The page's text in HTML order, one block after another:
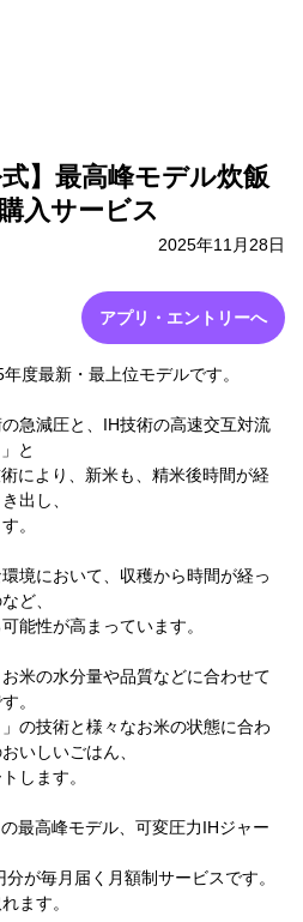
】最高峰モデル炊飯
入サービス
2025年11月28日
アプリ・エントリーへ
度最新・最上位モデルです。
急減圧と、IH技術の高速交互対流
と
により、新米も、精米後時間が経
出し、
。
境において、収穫から時間が経っ
ど、
能性が高まっています。
米の水分量や品質などに合わせて
。
の技術と様々なお米の状態に合わ
いしいごはん、
します。
最高峰モデル、可変圧力IHジャー
が毎月届く月額制サービスです。
ます。